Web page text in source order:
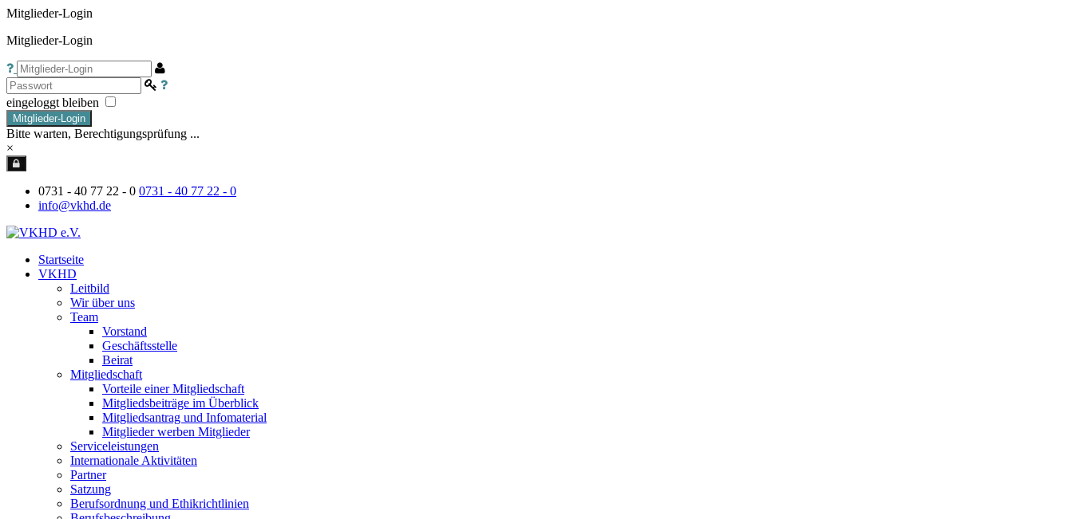
Mitglieder-Login
Mitglieder-Login
eingeloggt bleiben
Mitglieder-Login
Bitte warten, Berechtigungsprüfung ...
×
0731 - 40 77 22 - 0 0731 - 40 77 22 - 0
info@vkhd.de
Startseite
VKHD
Leitbild
Wir über uns
Team
Vorstand
Geschäftsstelle
Beirat
Mitgliedschaft
Vorteile einer Mitgliedschaft
Mitgliedsbeiträge im Überblick
Mitgliedsantrag und Infomaterial
Mitglieder werben Mitglieder
Serviceleistungen
Internationale Aktivitäten
Partner
Satzung
Berufsordnung und Ethikrichtlinien